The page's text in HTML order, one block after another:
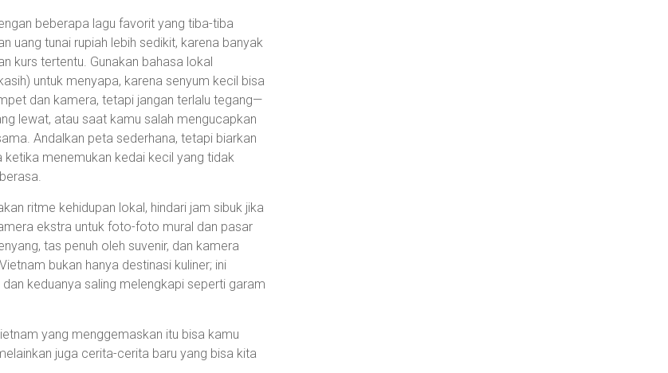
beberapa lagu favorit yang tiba-tiba
uang tunai rupiah lebih sedikit, karena banyak
kurs tertentu. Gunakan bahasa lokal
untuk menyapa, karena senyum kecil bisa
dan kamera, tetapi jangan terlalu tegang—
lewat, atau saat kamu salah mengucapkan
Andalkan peta sederhana, tetapi biarkan
menemukan kedai kecil yang tidak
ritme kehidupan lokal, hindari jam sibuk jika
ekstra untuk foto-foto mural dan pasar
tas penuh oleh suvenir, dan kamera
bukan hanya destinasi kuliner; ini
keduanya saling melengkapi seperti garam
yang menggemaskan itu bisa kamu
juga cerita-cerita baru yang bisa kita